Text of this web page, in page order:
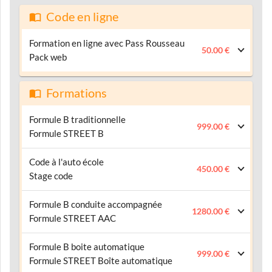
Code en ligne
Formation en ligne avec Pass Rousseau
Pack web
50.00 €
Formations
Formule B traditionnelle
Formule STREET B
999.00 €
Code à l'auto école
Stage code
450.00 €
Formule B conduite accompagnée
Formule STREET AAC
1280.00 €
Formule B boite automatique
Formule STREET Boîte automatique
999.00 €